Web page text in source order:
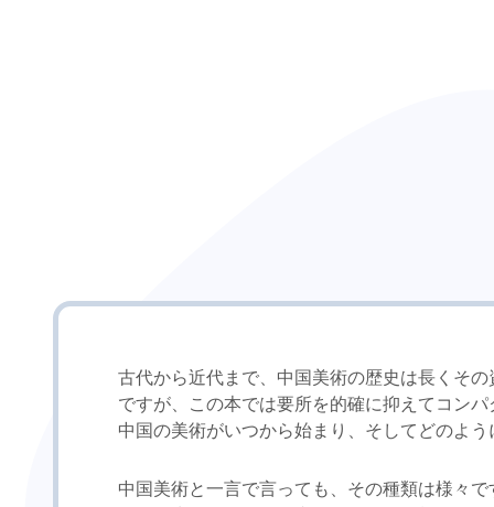
古代から近代まで、中国美術の歴史は長くそ
ですが、この本では要所を的確に抑えてコン
中国の美術がいつから始まり、そしてどのよ
中国美術と一言で言っても、その種類は様々で